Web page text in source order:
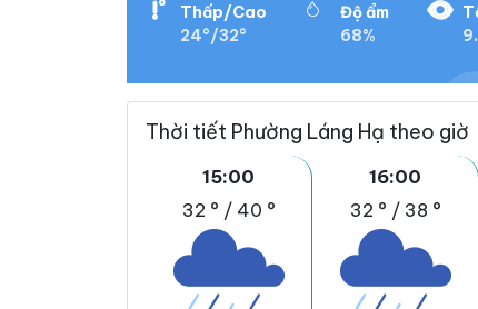
Thấp/Cao
24°/32°
Độ ẩm
68%
Thời tiết Phường Láng Hạ theo giờ
15:00
32 ° / 40 °
16:00
32 ° / 38 °